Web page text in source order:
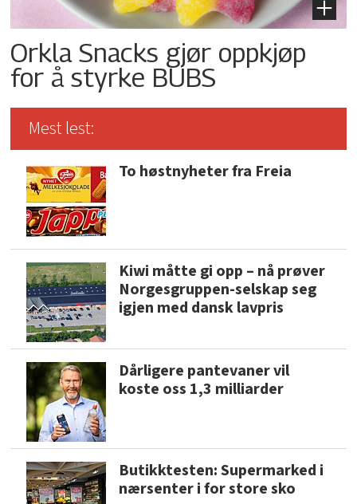
Orkla Snacks gjør oppkjøp
for å styrke BUBS
Mest lest:
To høstnyheter fra Freia
Kiwi måtte gi opp – nå prøver
Norgesgruppen-selskap seg
igjen med dansk lavpris
Dårligere pantevaner vil
koste oss 1,3 milliarder
Butikktesten: Supermarked i
nærsenter i for store sko